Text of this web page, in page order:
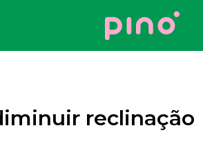
Your Company
reclinação